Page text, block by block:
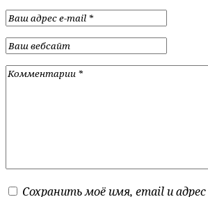
Сохранить моё имя, email и